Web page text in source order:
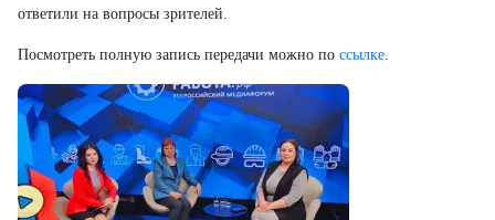
ответили на вопросы зрителей.
Посмотреть полную запись передачи можно по ссылке.